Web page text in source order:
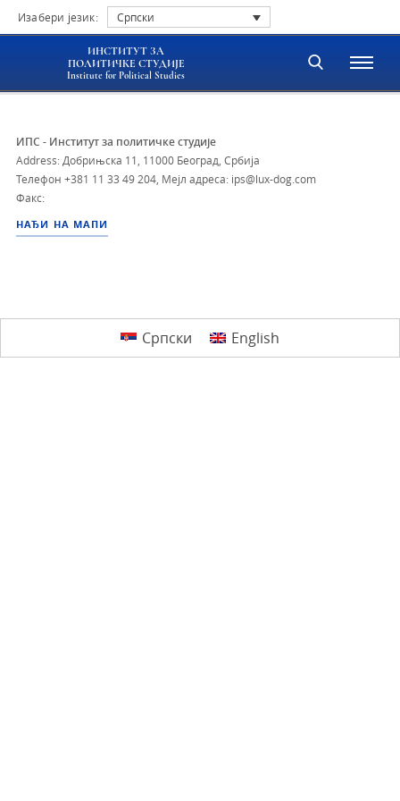
Изабери језик: Српски
ИНСТИТУТ ЗА
ПОЛИТИЧКЕ СТУДИЈЕ
Institute for Political Studies
ИПС - Институт за политичке студије
Address: Добрињска 11, 11000 Београд, Србија
Телефон +381 11 33 49 204 Мејл адреса: ips@lux-dog.com
Факс:
НАЂИ НА МАПИ
Српски English